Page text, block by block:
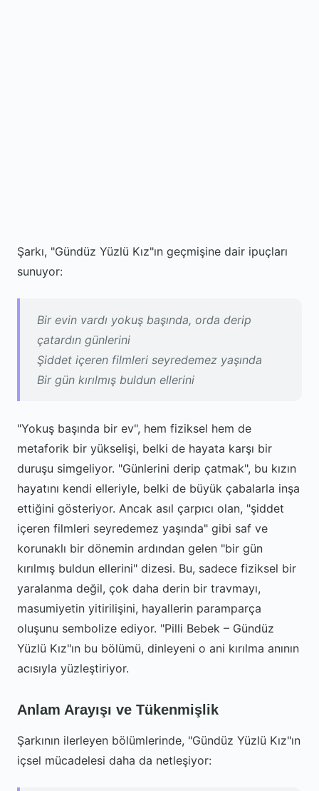
Şarkı, "Gündüz Yüzlü Kız"ın geçmişine dair ipuçları
sunuyor:
Bir evin vardı yokuş başında, orda derip
çatardın günlerini
Şiddet içeren filmleri seyredemez yaşında
Bir gün kırılmış buldun ellerini
"Yokuş başında bir ev", hem fiziksel hem de
metaforik bir yükselişi, belki de hayata karşı bir
duruşu simgeliyor. "Günlerini derip çatmak", bu kızın
hayatını kendi elleriyle, belki de büyük çabalarla inşa
ettiğini gösteriyor. Ancak asıl çarpıcı olan, "şiddet
içeren filmleri seyredemez yaşında" gibi saf ve
korunaklı bir dönemin ardından gelen "bir gün
kırılmış buldun ellerini" dizesi. Bu, sadece fiziksel bir
yaralanma değil, çok daha derin bir travmayı,
masumiyetin yitirilişini, hayallerin paramparça
oluşunu sembolize ediyor. "Pilli Bebek – Gündüz
Yüzlü Kız"ın bu bölümü, dinleyeni o ani kırılma anının
acısıyla yüzleştiriyor.
Anlam Arayışı ve Tükenmişlik
Şarkının ilerleyen bölümlerinde, "Gündüz Yüzlü Kız"ın
içsel mücadelesi daha da netleşiyor: